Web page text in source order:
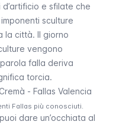
e sfilate che
sculture
la città. Il giorno
vengono
falla deriva
torcia.
Fallas più conosciuti.
, puoi dare un’occhiata al